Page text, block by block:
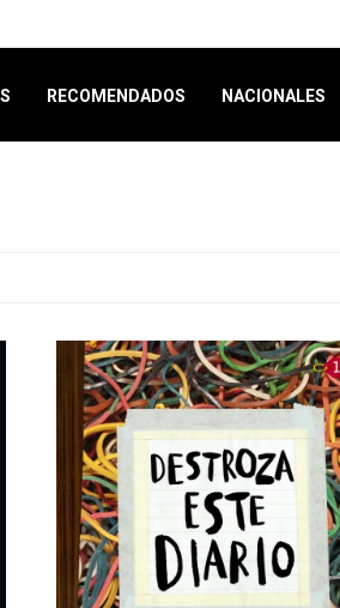
RECOMENDADOS NACIONALES